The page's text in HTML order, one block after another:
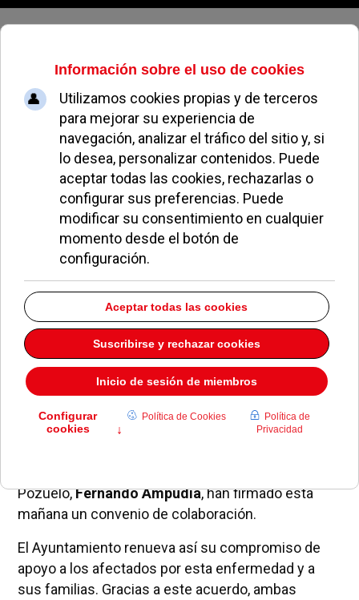
Lunes, 10 de agosto de 2026
Apoyo a los enfermos de
Alzheimer
JUAN ADALID NOTICIAS DE POZUELO 15 SEPTIEMBRE 2014
La alcaldesa de Pozuelo de Alarcón,
Paloma
Pozuelo,Fernando Ampudia, han firmado esta
mañana un convenio de colaboración.
El Ayuntamiento renueva así su compromiso de
apoyo a los afectados por esta enfermedad y a
sus familias. Gracias a este acuerdo, ambas